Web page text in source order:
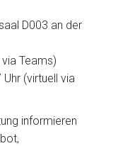
D003 an der
Teams)
(virtuell via
informieren